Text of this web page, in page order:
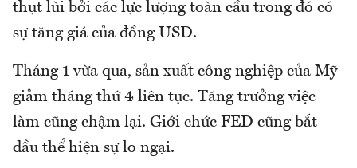
thụt lùi bởi các lực lượng toàn cầu trong đó có
sự tăng giá của đồng USD.
Tháng 1 vừa qua, sản xuất công nghiệp của Mỹ
giảm tháng thứ 4 liên tục. Tăng trưởng việc
làm cũng chậm lại. Giới chức FED cũng bắt
đầu thể hiện sự lo ngại.